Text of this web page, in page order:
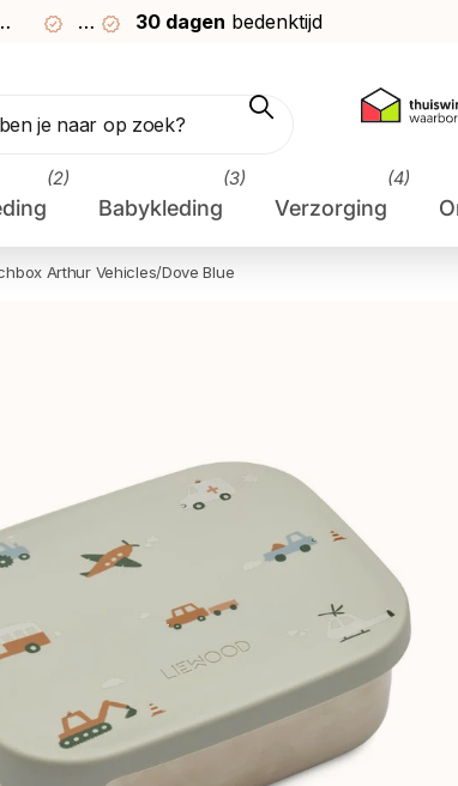
morgen bezorgd*
verzending vanaf €49
30 dagenbedenktijd
30 dagen bedenktijd
(2)
Babykleding
(3)
Verzorging
(4)
Arthur Vehicles/Dove Blue